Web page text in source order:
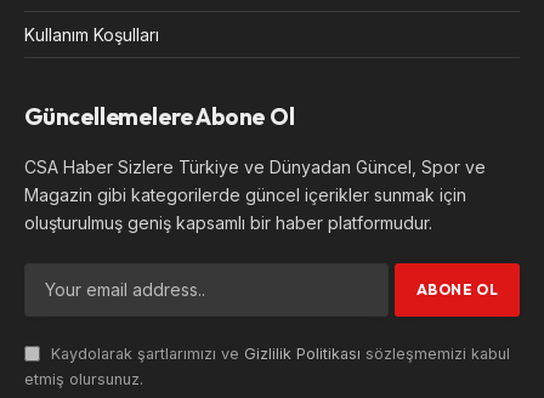
Kullanım Koşulları
Güncellemelere Abone Ol
CSA Haber Sizlere Türkiye ve Dünyadan Güncel, Spor ve
Magazin gibi kategorilerde güncel içerikler sunmak için
oluşturulmuş geniş kapsamlı bir haber platformudur.
Kaydolarak şartlarımızı ve Gizlilik Politikası sözleşmemizi kabul
etmiş olursunuz.